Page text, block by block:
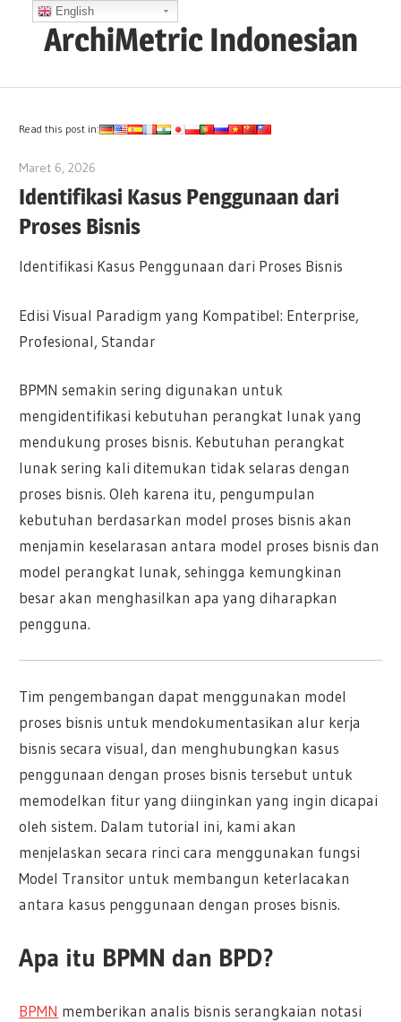
ArchiMetric Indonesian
Ops,
and
More
Read this post in:
Maret 6, 2026
Identifikasi Kasus Penggunaan dari
Proses Bisnis
Identifikasi Kasus Penggunaan dari Proses Bisnis
Edisi Visual Paradigm yang Kompatibel: Enterprise,
Profesional, Standar
BPMN semakin sering digunakan untuk
mengidentifikasi kebutuhan perangkat lunak yang
mendukung proses bisnis. Kebutuhan perangkat
lunak sering kali ditemukan tidak selaras dengan
proses bisnis. Oleh karena itu, pengumpulan
kebutuhan berdasarkan model proses bisnis akan
menjamin keselarasan antara model proses bisnis dan
model perangkat lunak, sehingga kemungkinan
besar akan menghasilkan apa yang diharapkan
pengguna.
Tim pengembangan dapat menggunakan model
proses bisnis untuk mendokumentasikan alur kerja
bisnis secara visual, dan menghubungkan kasus
penggunaan dengan proses bisnis tersebut untuk
memodelkan fitur yang diinginkan yang ingin dicapai
oleh sistem. Dalam tutorial ini, kami akan
menjelaskan secara rinci cara menggunakan fungsi
Model Transitor untuk membangun keterlacakan
antara kasus penggunaan dengan proses bisnis.
Apa itu BPMN dan BPD?
BPMN memberikan analis bisnis serangkaian notasi
English